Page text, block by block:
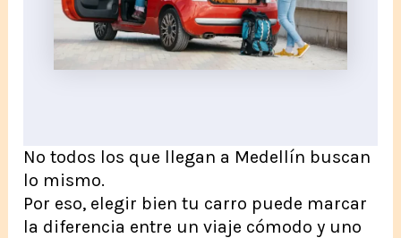
No todos los que llegan a Medellín buscan
lo mismo.
Por eso, elegir bien tu carro puede marcar
la diferencia entre un viaje cómodo y uno